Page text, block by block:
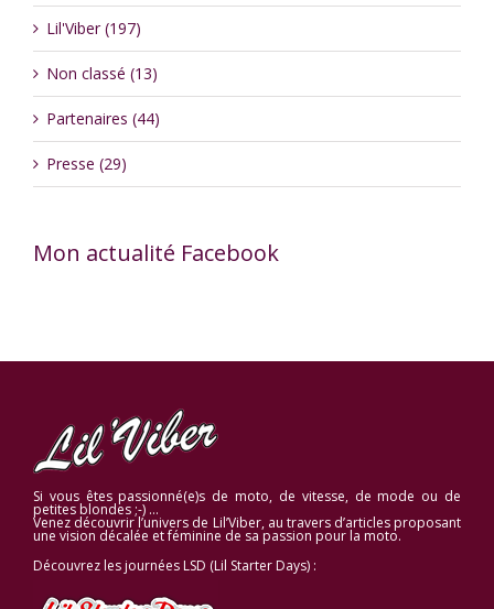
Lil'Viber (197)
Non classé (13)
Partenaires (44)
Presse (29)
Mon actualité Facebook
Si vous êtes passionné(e)s de moto, de vitesse, de mode ou de
petites blondes ;-) …
Venez découvrir l’univers de Lil’Viber, au travers d’articles proposant
une vision décalée et féminine de sa passion pour la moto.
Découvrez les journées LSD (Lil Starter Days) :